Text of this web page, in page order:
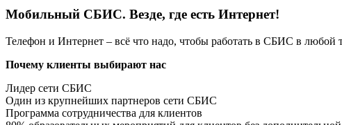
Мобильный СБИС. Везде, где есть Интернет!
Телефон и Интернет – всё что надо, чтобы работать в СБИС в любой
Почему клиенты выбирают нас
Лидер сети СБИС
Один из крупнейших партнеров сети СБИС
Программа сотрудничества для клиентов